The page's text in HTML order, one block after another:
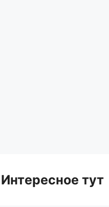
Интересное тут